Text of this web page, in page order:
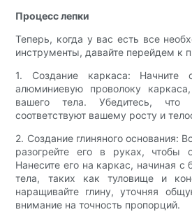
Процесс лепки
Теперь, когда у вас есть все
инструменты, давайте перейдем к
1. Создание каркаса: Начните
алюминиевую проволоку
вашего тела. Убедитесь, что
соответствуют вашему росту и
2. Создание глиняного основания:
разогрейте его в руках, чтобы
Нанесите его на каркас, начиная с
тела, таких как туловище и
наращивайте глину, уточняя
внимание на точность пропорций.